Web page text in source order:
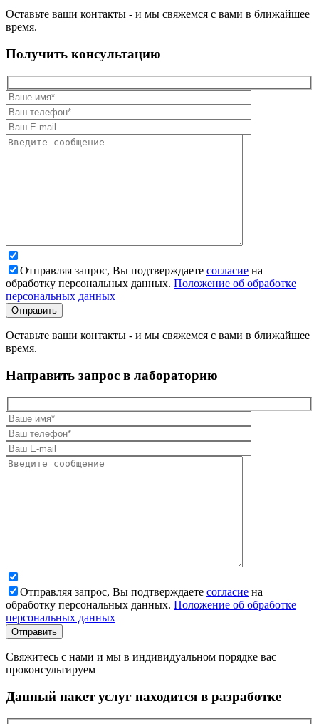
Оставьте ваши контакты - и мы свяжемся с вами в ближайшее
время.
Получить консультацию
Отправляя запрос, Вы подтверждаете согласие на
обработку персональных данных. Положение об обработке
персональных данных
Оставьте ваши контакты - и мы свяжемся с вами в ближайшее
время.
Направить запрос в лабораторию
Отправляя запрос, Вы подтверждаете согласие на
обработку персональных данных. Положение об обработке
персональных данных
Свяжитесь с нами и мы в индивидуальном порядке вас
проконсультируем
Данный пакет услуг находится в разработке